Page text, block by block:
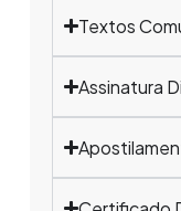
Textos
Assinatura